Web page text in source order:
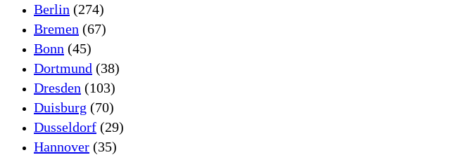
Berlin (274)
Bremen (67)
Bonn (45)
Dortmund (38)
Dresden (103)
Duisburg (70)
Dusseldorf (29)
Hannover (35)